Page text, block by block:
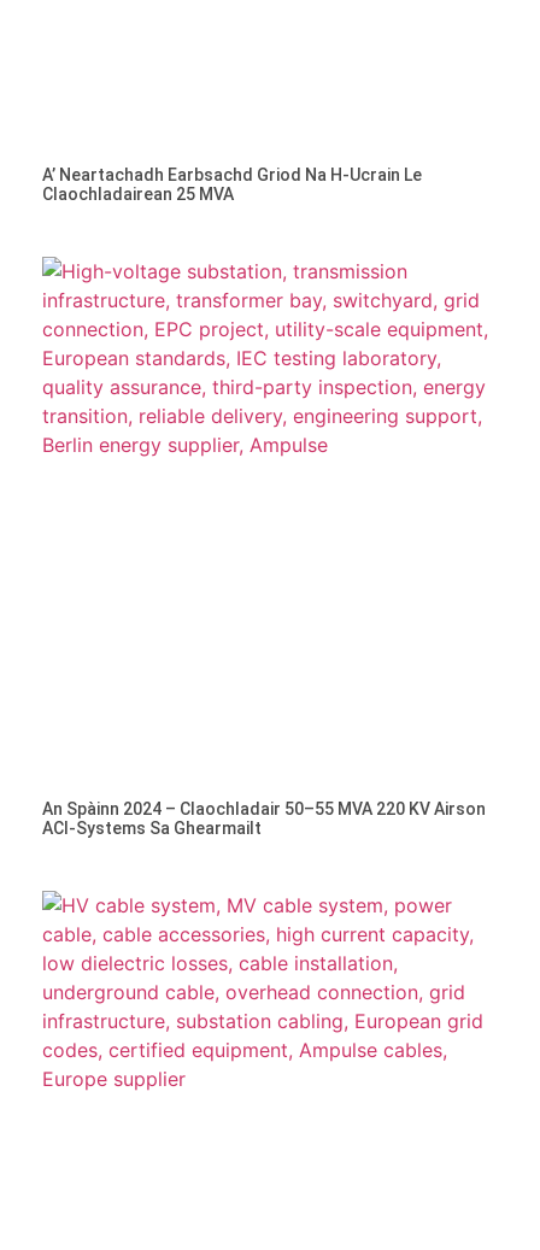
A’ Neartachadh Earbsachd Griod Na H-Ucrain Le
Claochladairean 25 MVA
An Spàinn 2024 – Claochladair 50–55 MVA 220 KV Airson
ACI-Systems Sa Ghearmailt